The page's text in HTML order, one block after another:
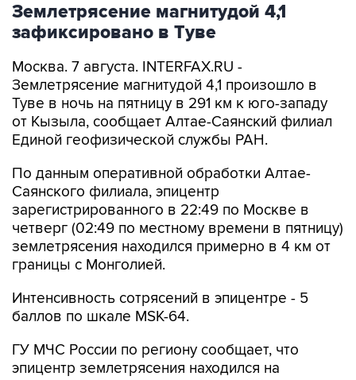
Землетрясение магнитудой 4,1
зафиксировано в Туве
Москва. 7 августа. INTERFAX.RU -
Землетрясение магнитудой 4,1 произошло в
Туве в ночь на пятницу в 291 км к юго-западу
от Кызыла, сообщает Алтае-Саянский филиал
Единой геофизической службы РАН.
По данным оперативной обработки Алтае-
Саянского филиала, эпицентр
зарегистрированного в 22:49 по Москве в
четверг (02:49 по местному времени в пятницу)
землетрясения находился примерно в 4 км от
границы с Монголией.
Интенсивность сотрясений в эпицентре - 5
баллов по шкале MSK-64.
ГУ МЧС России по региону сообщает, что
эпицентр землетрясения находился на